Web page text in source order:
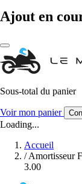
Ajout en
Sous-total du panier
Voir mon panier
Loading...
Accueil
/ Amortisseur
3.00